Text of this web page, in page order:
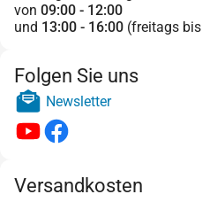
von 09:00 - 12:00
und 13:00 - 16:00 (freitags bis
Folgen Sie uns
Newsletter
Versandkosten